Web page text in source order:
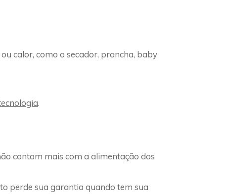
calor, como o secador, prancha, baby
.
contam mais com a alimentação dos
perde sua garantia quando tem sua